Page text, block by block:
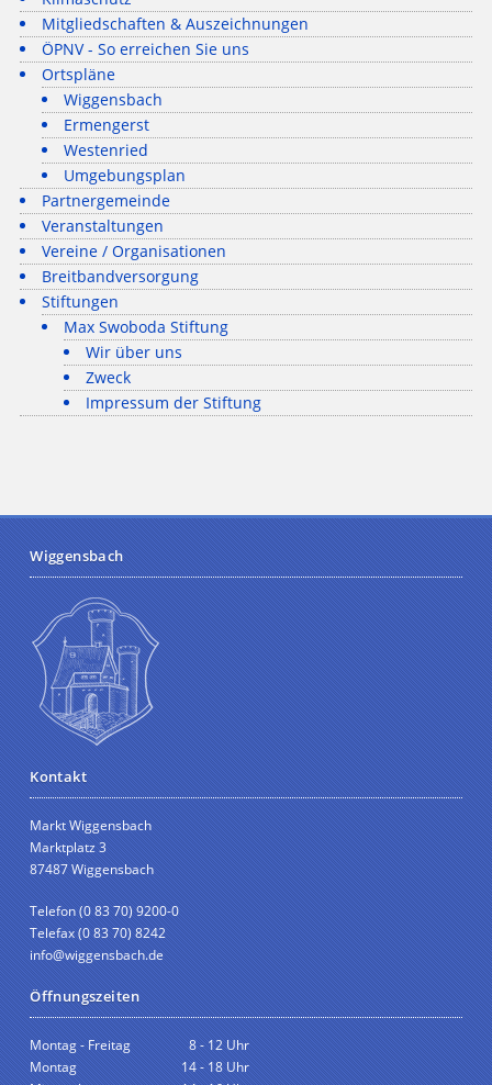
Mitgliedschaften & Auszeichnungen
ÖPNV - So erreichen Sie uns
Ortspläne
Wiggensbach
Ermengerst
Westenried
Umgebungsplan
Partnergemeinde
Veranstaltungen
Vereine / Organisationen
Breitbandversorgung
Stiftungen
Max Swoboda Stiftung
Wir über uns
Zweck
Impressum der Stiftung
Wiggensbach
Kontakt
Markt Wiggensbach
Marktplatz 3
87487 Wiggensbach
Telefon (0 83 70) 9200-0
Telefax (0 83 70) 8242
info@wiggensbach.de
Öffnungszeiten
Montag - Freitag
8 - 12 Uhr
Montag
14 - 18 Uhr